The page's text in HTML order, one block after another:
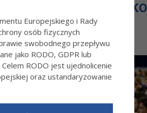
KÓŁ
Europejskiego i Rady
osób fizycznych
swobodnego przepływu
jako RODO, GDPR lub
RODO jest ujednolicenie
oraz ustandaryzowanie
www.tarnow.pl/Wiecej-